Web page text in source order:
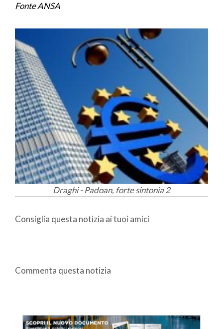
Fonte ANSA
Draghi - Padoan, forte sintonia 2
Consiglia questa notizia ai tuoi amici
Commenta questa notizia